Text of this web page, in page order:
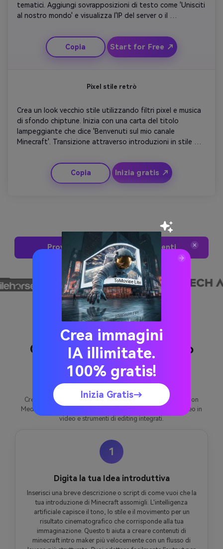
tematici. Aggiungi sovrapposizioni di testo come 'Unisciti
al nostro mondo' e visualizza l'IP del server o il
drammatiche e scene di folla per creare eccitazione.
Chiudi con il logo del server circondato da particelle
animate. Ideale per creatori che promuovono esperienze
Copia Start for Free ↗
Pixel stile retrò
Crea un look vecchio stile utilizzando filtri pixel e musica
di sfondo chiptune. Inizia con una carta del titolo
lampeggiante che dice 'Benvenuti sul mio canale
Minecraft'. Transizione attraverso introduzioni in stile
Aggiungi scatti di montaggio rapidi che fanno
riferimento alle texture di gameplay vintage. Concludete
con un logo semplice ma nostalgico rivelato in forma
Copia Inizia gratis ↗
Prova Adesso Questi Suggerimenti
Come creare Minecraft Intro
Maker con Media.io
Crea contenuti di minecraft intro maker più velocemente con
Media.io utilizzando testo in video, immagine in video, video in
video e strumenti di editing integrati.
1
Digita la tua Idea introduttiva
Inserisci una breve descrizione o script di come vuoi che la
tua introduzione di Minecraft assomigli. L'intelligenza
artificiale capisce il tono, lo stile e il movimento per un
risultato cinematografico che corrisponde alla tua
immaginazione. Questo ti aiuta a creare contenuti di
minecraft intro maker più velocemente con un flusso di
Crea immagini
IA illimitate.
100% gratis!
Inizia Gratis→